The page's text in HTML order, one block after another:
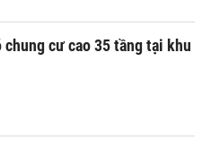
chung cư cao 35 tầng tại khu